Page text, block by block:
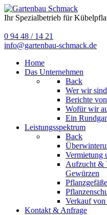
Ihr Spezialbetrieb für
0 94 48 / 14 21
info@gartenbau-schmack.de
Home
Das Unternehmen
Back
Wer wir
Berichte
Wofür wir
Ein
Leistungsspektrum
Back
Vermietung
Aufzucht &
Gewürzen
Pflanzgefäße
Verkauf
Kontakt & Anfrage